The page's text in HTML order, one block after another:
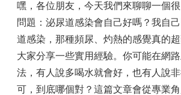
嘿，各位朋友，今天我們來聊聊一個
問題：泌尿道感染會自己好嗎？我自
道感染，那種頻尿、灼熱的感覺真的
大家分享一些實用經驗。你可能在網
法，有人說多喝水就會好，也有人說
可，到底哪個對？這篇文章會從專業